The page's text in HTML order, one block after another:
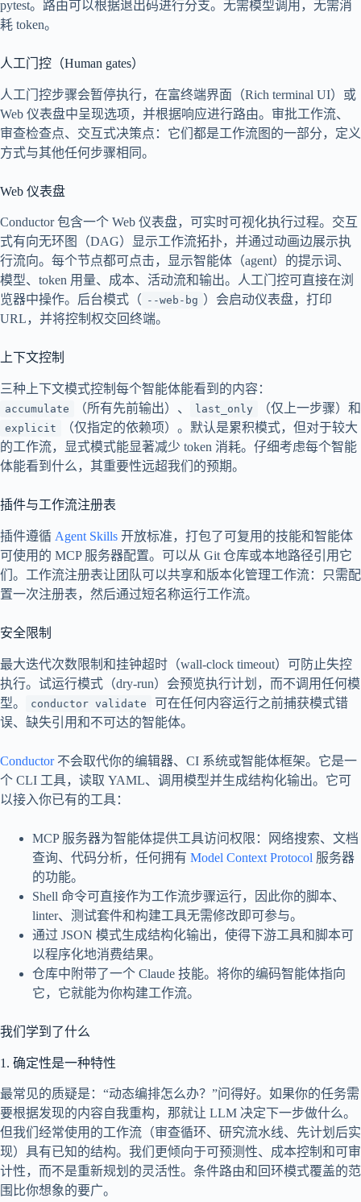
pytest。路由可以根据退出码进行分支。无需模型调用，无需消
耗 token。
人工门控（Human gates）
人工门控步骤会暂停执行，在富终端界面（Rich terminal UI）或
Web 仪表盘中呈现选项，并根据响应进行路由。审批工作流、
审查检查点、交互式决策点：它们都是工作流图的一部分，定义
方式与其他任何步骤相同。
Web 仪表盘
Conductor 包含一个 Web 仪表盘，可实时可视化执行过程。交互
式有向无环图（DAG）显示工作流拓扑，并通过动画边展示执
行流向。每个节点都可点击，显示智能体（agent）的提示词、
模型、token 用量、成本、活动流和输出。人工门控可直接在浏
览器中操作。后台模式（ --web-bg ）会启动仪表盘，打印
URL，并将控制权交回终端。
上下文控制
三种上下文模式控制每个智能体能看到的内容：
accumulate （所有先前输出）、 last_only （仅上一步骤）和
explicit
（仅指定的依赖项）。默认是累积模式，但对于较大
的工作流，显式模式能显著减少 token 消耗。仔细考虑每个智能
体能看到什么，其重要性远超我们的预期。
插件与工作流注册表
插件遵循 Agent Skills 开放标准，打包了可复用的技能和智能体
可使用的 MCP 服务器配置。可以从 Git 仓库或本地路径引用它
们。工作流注册表让团队可以共享和版本化管理工作流：只需配
置一次注册表，然后通过短名称运行工作流。
安全限制
最大迭代次数限制和挂钟超时（wall-clock timeout）可防止失控
执行。试运行模式（dry-run）会预览执行计划，而不调用任何模
型。
conductor validate
可在任何内容运行之前捕获模式错
误、缺失引用和不可达的智能体。
Conductor不会取代你的编辑器、CI 系统或智能体框架。它是一
个 CLI 工具，读取 YAML、调用模型并生成结构化输出。它可
以接入你已有的工具：
MCP 服务器为智能体提供工具访问权限：网络搜索、文档
查询、代码分析，任何拥有 Model Context Protocol 服务器
的功能。
Shell 命令可直接作为工作流步骤运行，因此你的脚本、
linter、测试套件和构建工具无需修改即可参与。
通过 JSON 模式生成结构化输出，使得下游工具和脚本可
以程序化地消费结果。
仓库中附带了一个 Claude 技能。将你的编码智能体指向
它，它就能为你构建工作流。
我们学到了什么
1. 确定性是一种特性
最常见的质疑是：“动态编排怎么办？”问得好。如果你的任务需
要根据发现的内容自我重构，那就让 LLM 决定下一步做什么。
但我们经常使用的工作流（审查循环、研究流水线、先计划后实
现）具有已知的结构。我们更倾向于可预测性、成本控制和可审
计性，而不是重新规划的灵活性。条件路由和回环模式覆盖的范
围比你想象的要广。